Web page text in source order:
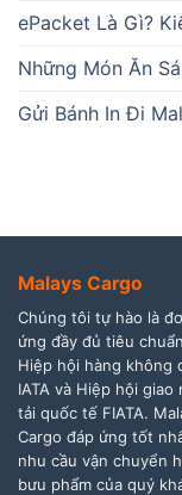
ePacket Là Gì?
Những Món Ăn
Gửi Bánh In Đi
Malays Cargo
Chúng tôi tự hào là
ứng đầy đủ tiêu
Hiệp hội hàng không
IATA và Hiệp hội giao
tải quốc tế FIATA.
Cargo đáp ứng tốt
nhu cầu vận chuyển
bưu phẩm của quý